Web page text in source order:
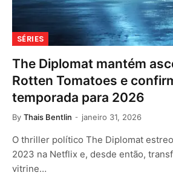
SÉRIES
The Diplomat mantém
Rotten Tomatoes e
temporada para 2026
By Thais Bentlin janeiro 31, 2026
O thriller político The Diplomat
2023 na Netflix e, desde então,
vitrine…